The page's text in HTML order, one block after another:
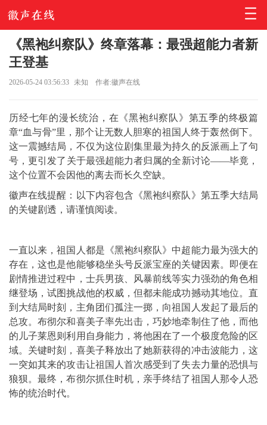
《黑袍纠察队》终章落幕：最强超能力者新
王登基
2026-05-24 03:56:33 未知 作者:徽声在线
历经七年的漫长统治，在《黑袍纠察队》第五季的终极篇
章“血与骨”里，那个让无数人胆寒的祖国人终于轰然倒下。
这一震撼结局，不仅为这位剧集里最为持久的反派画上了句
号，更引发了关于最强超能力者归属的全新讨论——毕竟，
这个位置不会因他的离去而长久空缺。
徽声在线提醒：以下内容包含《黑袍纠察队》第五季大结局
的关键剧透，请谨慎阅读。
一直以来，祖国人都是《黑袍纠察队》中超能力最为强大的
存在，这也是他能够稳坐头号反派宝座的关键因素。即便在
剧情推进过程中，士兵男孩、风暴前线等实力强劲的角色相
继登场，试图挑战他的权威，但都未能成功撼动其地位。直
到大结局时刻，主角团们孤注一掷，向祖国人发起了最后的
总攻。布彻尔和喜美子率先出击，巧妙地牵制住了他，而他
的儿子莱恩则利用自身能力，将他困在了一个极度危险的区
域。关键时刻，喜美子释放出了她新获得的冲击波能力，这
一突如其来的攻击让祖国人首次感受到了失去力量的恐惧与
狼狈。最终，布彻尔抓住时机，亲手终结了祖国人那令人恐
怖的统治时代。